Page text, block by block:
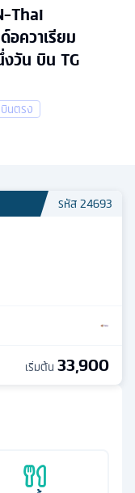
Thai
อควาเรียม
วัน บิน TG
บินตรง
รหัส24693
เริ่มต้น 33,900